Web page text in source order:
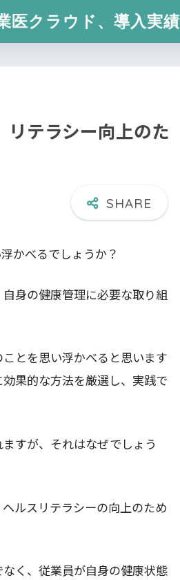
医クラウド、導入実
テラシー向上のた
かべるでしょうか？
身の健康管理に必要な取り組
とを思い浮かべると思います
果的な方法を厳選し、実践で
すが、それはなぜでしょう
ルスリテラシーの向上のため
く、従業員が自身の健康状態